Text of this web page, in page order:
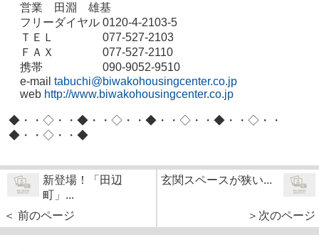
営業 田淵 雄基
フリーダイヤル 0120-4-2103-5
ＴＥＬ 077-527-2103
ＦＡＸ 077-527-2110
携帯 090-9052-9510
e-mail tabuchi@biwakohousingcenter.co.jp
web http://www.biwakohousingcenter.co.jp
◆・・◇・・◆・・◇・・◆・・◇・・◆・・◇・・
◆・・◇・・◆
新登場！「田辺
町」...
＜ 前のページ
玄関スペースが狭い...
＞次のページ